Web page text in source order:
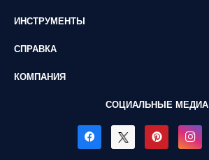
ИНСТРУМЕНТЫ
СПРАВКА
КОМПАНИЯ
СОЦИАЛЬНЫЕ МЕДИА